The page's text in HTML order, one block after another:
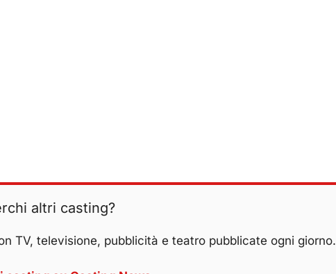
altri casting?
TV, televisione, pubblicità e teatro pubblicate ogni giorno.